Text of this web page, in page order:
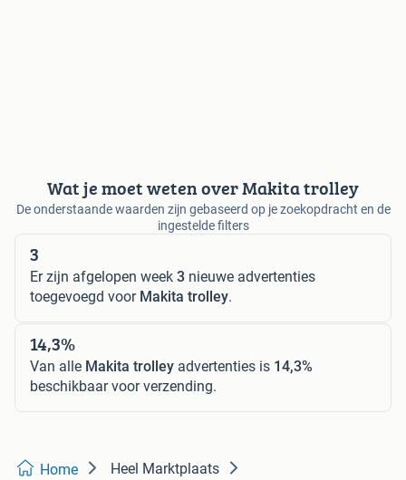
Wat je moet weten over Makita trolley
De onderstaande waarden zijn gebaseerd op je zoekopdracht en de
ingestelde filters
3
Er zijn afgelopen week 3 nieuwe advertenties
toegevoegd voor Makita trolley.
14,3%
Van alle Makita trolley advertenties is 14,3%
beschikbaar voor verzending.
Home Heel Marktplaats